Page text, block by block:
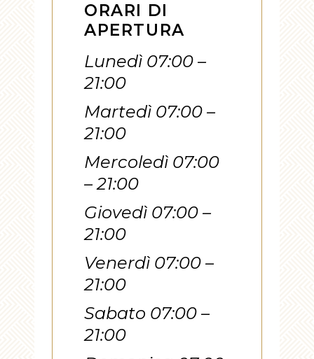
ORARI DI
APERTURA
Lunedì 07:00 –
21:00
Martedì 07:00 –
21:00
Mercoledì 07:00
– 21:00
Giovedì 07:00 –
21:00
Venerdì 07:00 –
21:00
Sabato 07:00 –
21:00